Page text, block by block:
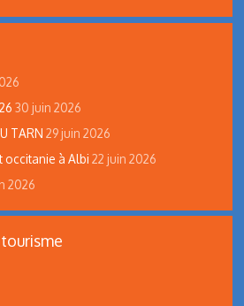
30 juin 2026
TARN 29 juin 2026
occitanie à Albi 22 juin 2026
2026